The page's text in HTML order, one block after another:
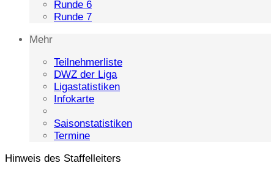
Runde 6
Runde 7
Mehr
Teilnehmerliste
DWZ der Liga
Ligastatistiken
Infokarte
Saisonstatistiken
Termine
Hinweis des Staffelleiters